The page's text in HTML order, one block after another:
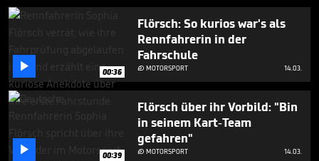
 00:36
Flörsch: So kurios war's als
Rennfahrerin in der
Fahrschule
MOTORSPORT 14.03.
 00:39
Flörsch über ihr Vorbild: "Bin
in seinem Kart-Team
gefahren"
MOTORSPORT 14.03.